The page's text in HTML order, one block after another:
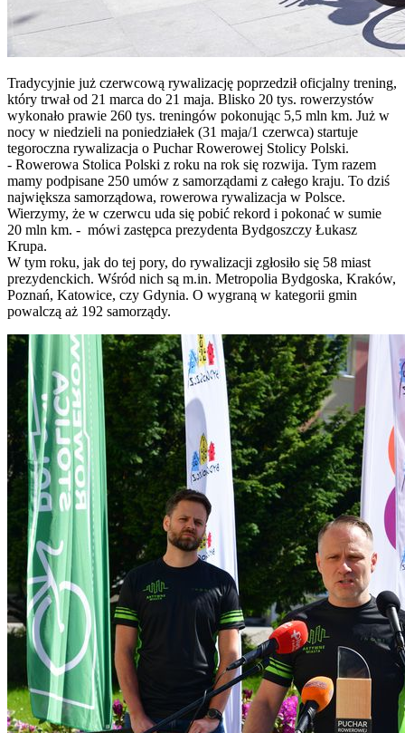
Tradycyjnie już czerwcową rywalizację poprzedził oficjalny trening,
który trwał od 21 marca do 21 maja. Blisko 20 tys. rowerzystów
wykonało prawie 260 tys. treningów pokonując 5,5 mln km. Już w
nocy w niedzieli na poniedziałek (31 maja/1 czerwca) startuje
tegoroczna rywalizacja o Puchar Rowerowej Stolicy Polski.
- Rowerowa Stolica Polski z roku na rok się rozwija. Tym razem
mamy podpisane 250 umów z samorządami z całego kraju. To dziś
największa samorządowa, rowerowa rywalizacja w Polsce.
Wierzymy, że w czerwcu uda się pobić rekord i pokonać w sumie
20 mln km. - mówi zastępca prezydenta Bydgoszczy Łukasz
Krupa.
W tym roku, jak do tej pory, do rywalizacji zgłosiło się 58 miast
prezydenckich. Wśród nich są m.in. Metropolia Bydgoska, Kraków,
Poznań, Katowice, czy Gdynia. O wygraną w kategorii gmin
powalczą aż 192 samorządy.